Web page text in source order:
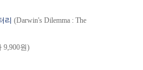
리 (Darwin's Dilemma : The
9,900원)